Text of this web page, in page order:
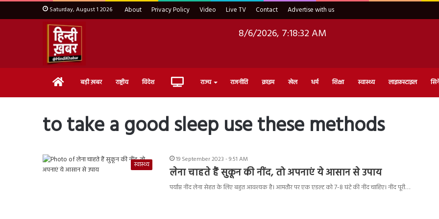
Saturday, August 1 2026 About Privacy Policy Video Live TV Contact Advertise with us
8/6/2026, 7:18:33 AM
Home बड़ी ख़बर राष्ट्रीय विदेश Live राज्य राजनीति क्राइम खेल धर्म शिक्षा स्वास्थ्य लाइफ़स्टाइल
to take a good sleep use these methods
स्वास्थ्य
19 September 2023 - 9:51 AM
लेना चाहते हैं सुकून की नींद, तो अपनाएं ये आसान से उपाय
पर्याप्त नींद लेना सेहत के लिए बहुत आवश्यक है। आमतौर पर एक एडल्ट को 7-8 घंटे की नींद चाहिए। नींद पूरी…